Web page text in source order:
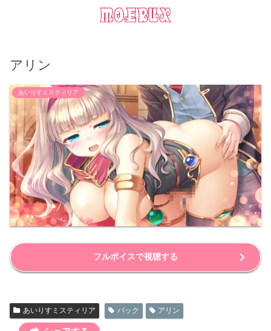
アリン
あいりすミスティリア
フルボイスで視聴する
あいりすミスティリア バック アリン